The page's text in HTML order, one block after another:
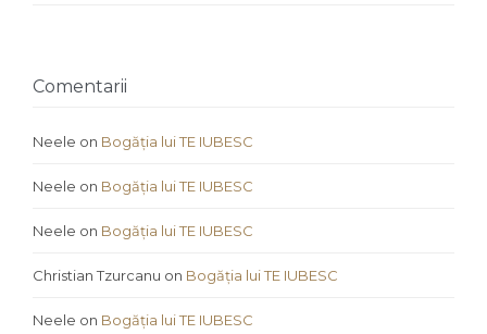
Comentarii
Neele on Bogăția lui TE IUBESC
Neele on Bogăția lui TE IUBESC
Neele on Bogăția lui TE IUBESC
Christian Tzurcanu on Bogăția lui TE IUBESC
Neele on Bogăția lui TE IUBESC